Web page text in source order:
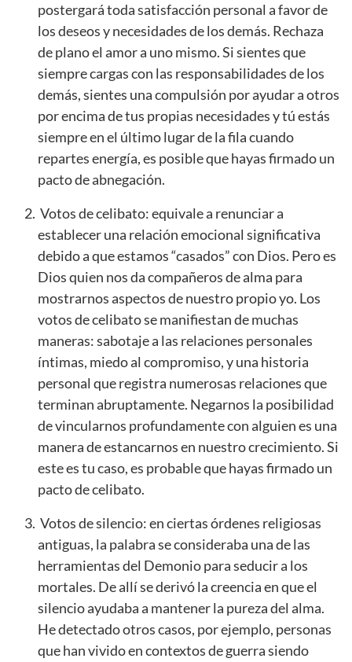
postergará toda satisfacción personal a favor de
los deseos y necesidades de los demás. Rechaza
de plano el amor a uno mismo. Si sientes que
siempre cargas con las responsabilidades de los
demás, sientes una compulsión por ayudar a otros
por encima de tus propias necesidades y tú estás
siempre en el último lugar de la fila cuando
repartes energía, es posible que hayas firmado un
pacto de abnegación.
Votos de celibato: equivale a renunciar a
establecer una relación emocional significativa
debido a que estamos “casados” con Dios. Pero es
Dios quien nos da compañeros de alma para
mostrarnos aspectos de nuestro propio yo. Los
votos de celibato se manifiestan de muchas
maneras: sabotaje a las relaciones personales
íntimas, miedo al compromiso, y una historia
personal que registra numerosas relaciones que
terminan abruptamente. Negarnos la posibilidad
de vincularnos profundamente con alguien es una
manera de estancarnos en nuestro crecimiento. Si
este es tu caso, es probable que hayas firmado un
pacto de celibato.
Votos de silencio: en ciertas órdenes religiosas
antiguas, la palabra se consideraba una de las
herramientas del Demonio para seducir a los
mortales. De allí se derivó la creencia en que el
silencio ayudaba a mantener la pureza del alma.
He detectado otros casos, por ejemplo, personas
que han vivido en contextos de guerra siendo